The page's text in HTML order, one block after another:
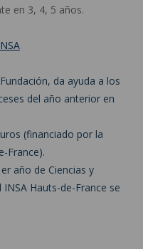
en 3, 4, 5 años.
da ayuda a los
del año anterior en
(financiado por la
France).
año de Ciencias y
Hauts-de-France se